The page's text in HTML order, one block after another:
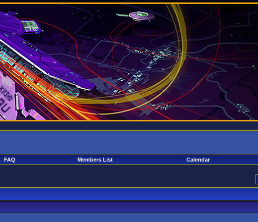
FAQ
Members List Calendar